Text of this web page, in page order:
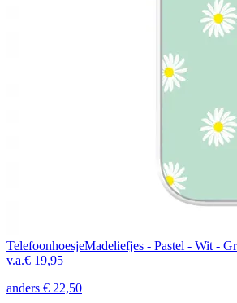
TelefoonhoesjeMadeliefjes - Pastel - Wit -
v.a.€ 19,95
anders € 22,50